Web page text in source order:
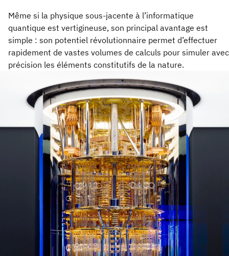
Même si la physique sous-jacente à l’informatique
quantique est vertigineuse, son principal avantage est
simple : son potentiel révolutionnaire permet d’effectuer
rapidement de vastes volumes de calculs pour simuler avec
précision les éléments constitutifs de la nature.